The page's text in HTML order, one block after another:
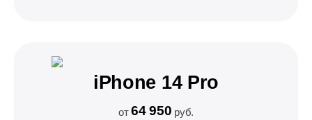
iPhone 14 Pro
от64 950 руб.